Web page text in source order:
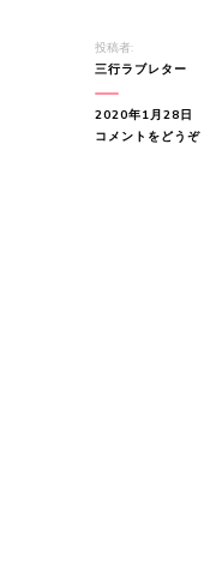
投稿者:
三行ラブレター
2020年1月28日
コメントをどうぞ(こ